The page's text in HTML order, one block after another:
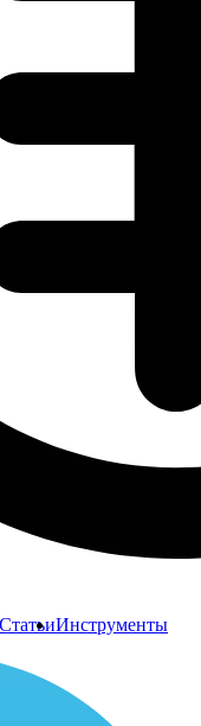
СтатьиИнструменты